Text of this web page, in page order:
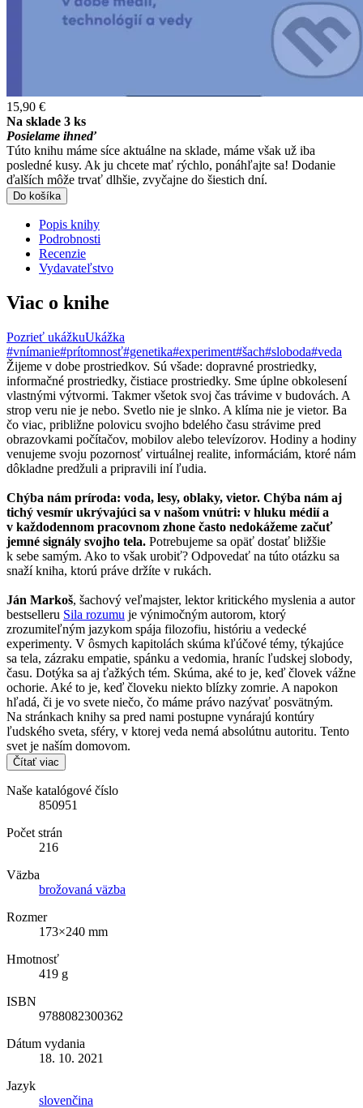
15,90 €
Na sklade 3 ks
Posielame ihneď
Túto knihu máme síce aktuálne na sklade, máme však už iba
posledné kusy. Ak ju chcete mať rýchlo, ponáhľajte sa! Dodanie
ďalších môže trvať dlhšie, zvyčajne do šiestich dní.
Do košíka
Popis knihy
Podrobnosti
Recenzie
Vydavateľstvo
Viac o knihe
Pozrieť ukážkuUkážka
#vnímanie#prítomnosť#genetika#experiment#šach#sloboda#veda
Žijeme v dobe prostriedkov. Sú všade: dopravné prostriedky,
informačné prostriedky, čistiace prostriedky. Sme úplne obkolesení
vlastnými výtvormi. Takmer všetok svoj čas trávime v budovách. A
strop veru nie je nebo. Svetlo nie je slnko. A klíma nie je vietor. Ba
čo viac, približne polovicu svojho bdelého času strávime pred
obrazovkami počítačov, mobilov alebo televízorov. Hodiny a hodiny
venujeme svoju pozornosť virtuálnej realite, informáciám, ktoré nám
dôkladne predžuli a pripravili iní ľudia.
Chýba nám príroda: voda, lesy, oblaky, vietor. Chýba nám aj
tichý vesmír ukrývajúci sa v našom vnútri: v hluku médií a
v každodennom pracovnom zhone často nedokážeme začuť
jemné signály svojho tela. Potrebujeme sa opäť dostať bližšie
k sebe samým. Ako to však urobiť? Odpovedať na túto otázku sa
snaží kniha, ktorú práve držíte v rukách.
Ján Markoš, šachový veľmajster, lektor kritického myslenia a autor
bestselleru Sila rozumu je výnimočným autorom, ktorý
zrozumiteľným jazykom spája filozofiu, históriu a vedecké
experimenty. V ôsmych kapitolách skúma kľúčové témy, týkajúce
sa tela, zázraku empatie, spánku a vedomia, hraníc ľudskej slobody,
času. Dotýka sa aj ťažkých tém. Skúma, aké to je, keď človek vážne
ochorie. Aké to je, keď človeku niekto blízky zomrie. A napokon
hľadá, či je vo svete niečo, čo máme právo nazývať posvätným.
Na stránkach knihy sa pred nami postupne vynárajú kontúry
ľudského sveta, sféry, v ktorej veda nemá absolútnu autoritu. Tento
svet je naším domovom.
Čítať viac
Naše katalógové číslo
850951
Počet strán
216
Väzba
brožovaná väzba
Rozmer
173×240 mm
Hmotnosť
419 g
ISBN
9788082300362
Dátum vydania
18. 10. 2021
Jazyk
slovenčina